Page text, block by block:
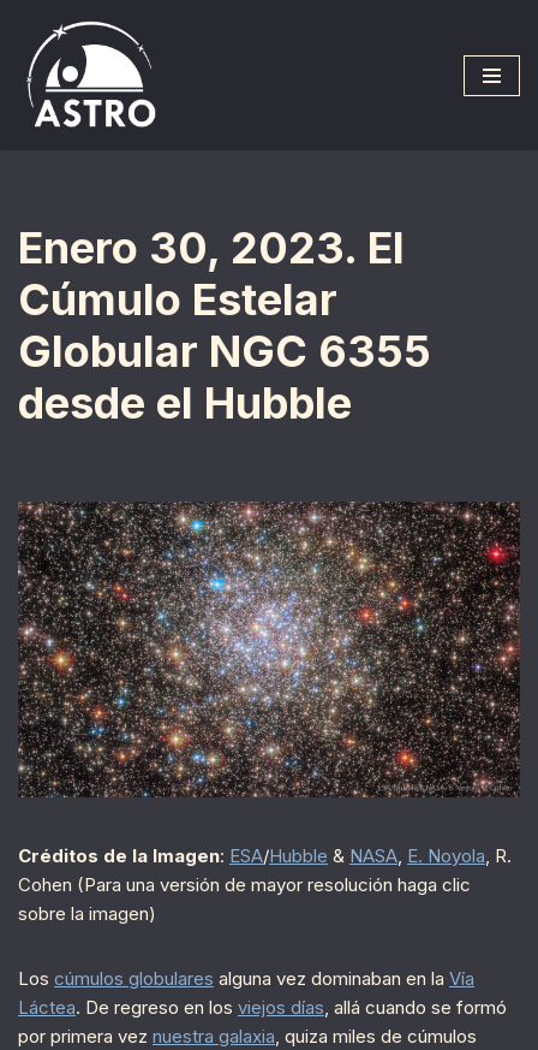
Saltar
al
contenido
Enero 30, 2023. El
Cúmulo Estelar
Globular NGC 6355
desde el Hubble
Créditos de la Imagen: ESA/Hubble & NASA, E. Noyola, R.
Cohen (Para una versión de mayor resolución haga clic
sobre la imagen)
Los cúmulos globulares alguna vez dominaban en la Vía
Láctea. De regreso en los viejos días, allá cuando se formó
por primera vez nuestra galaxia, quiza miles de cúmulos